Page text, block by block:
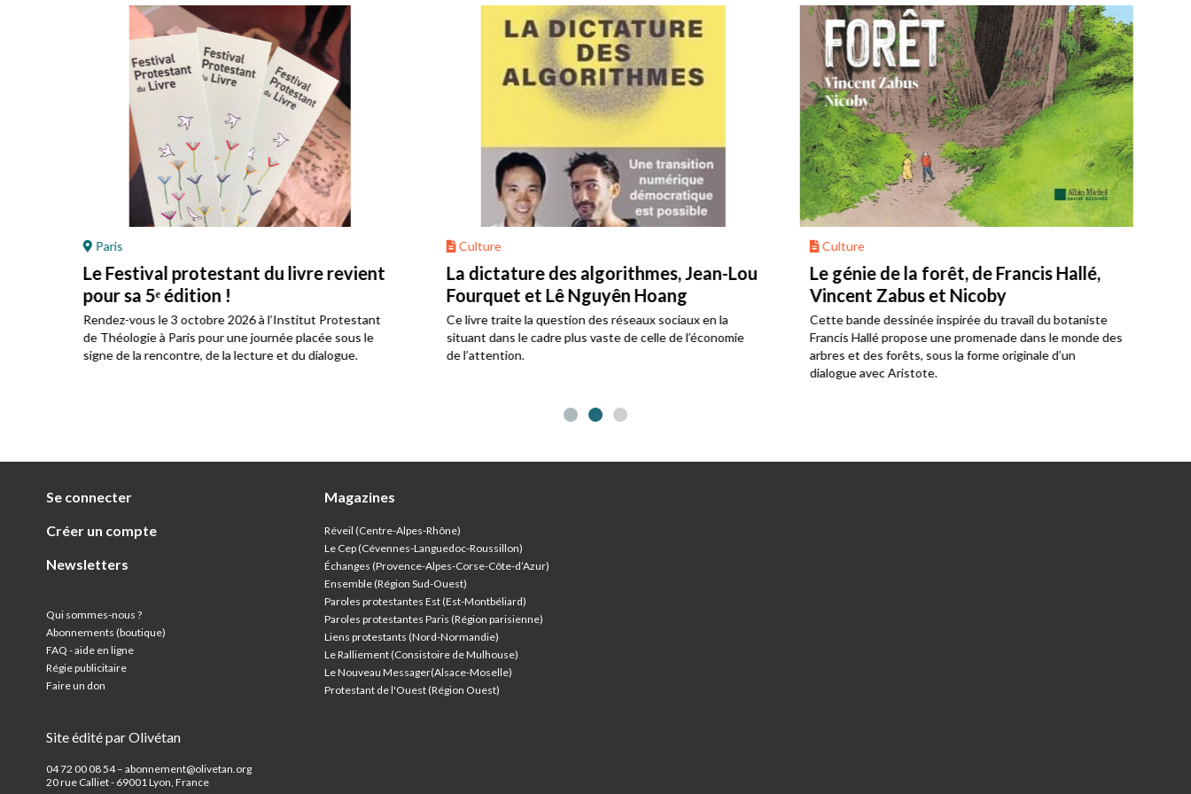
Paris
Le Festival protestant du livre revient
pour sa 5ᵉ édition !
Rendez-vous le 3 octobre 2026 à l’Institut Protestant
de Théologie à Paris pour une journée placée sous le
signe de la rencontre, de la lecture et du dialogue.
Culture
La dictature des algorithmes, Jean-Lou
Fourquet et Lê Nguyên Hoang
Ce livre traite la question des réseaux sociaux en la
situant dans le cadre plus vaste de celle de l’économie
de l’attention.
Culture
Le génie de la forêt, de Francis Hallé,
Vincent Zabus et Nicoby
Cette bande dessinée inspirée du travail du botaniste
Francis Hallé propose une promenade dans le monde des
arbres et des forêts, sous la forme originale d’un
dialogue avec Aristote.
Se connecter
Créer un compte
Newsletters
Qui sommes-nous ?
Abonnements (boutique)
FAQ - aide en ligne
Régie publicitaire
Faire un don
Site édité par Olivétan
04 72 00 08 54 – abonnement@olivetan.org
20 rue Calliet - 69001 Lyon, France
Magazines
Réveil (Centre-Alpes-Rhône)
Le Cep (Cévennes-Languedoc-Roussillon)
Échanges (Provence-Alpes-Corse-Côte-d’Azur)
Ensemble (Région Sud-Ouest)
Paroles protestantes Est (Est-Montbéliard)
Paroles protestantes Paris (Région parisienne)
Liens protestants (Nord-Normandie)
Le Ralliement (Consistoire de Mulhouse)
Le Nouveau Messager(Alsace-Moselle)
Protestant de l'Ouest (Région Ouest)